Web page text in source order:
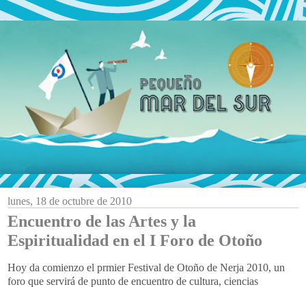
lunes, 18 de octubre de 2010
Encuentro de las Artes y la
Espiritualidad en el I Foro de Otoño
Hoy da comienzo el prmier Festival de Otoño de Nerja 2010, un
foro que servirá de punto de encuentro de cultura, ciencias